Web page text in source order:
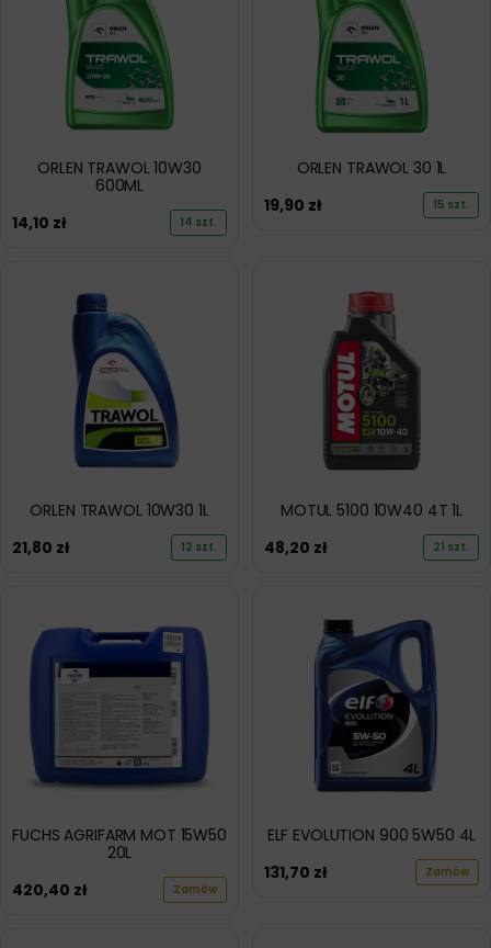
ORLEN TRAWOL 10W30
600ML
14,10 zł 14 szt.
ORLEN TRAWOL 30 1L
19,90 zł 15 szt.
ORLEN TRAWOL 10W30 1L
21,80 zł 12 szt.
MOTUL 5100 10W40 4T 1L
48,20 zł 21 szt.
FUCHS AGRIFARM MOT 15W50
20L
420,40 zł Zamów
ELF EVOLUTION 900 5W50 4L
131,70 zł Zamów